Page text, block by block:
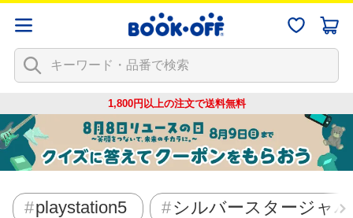
1,800円以上の注文で送料無料
playstation5 シルバースタージャ